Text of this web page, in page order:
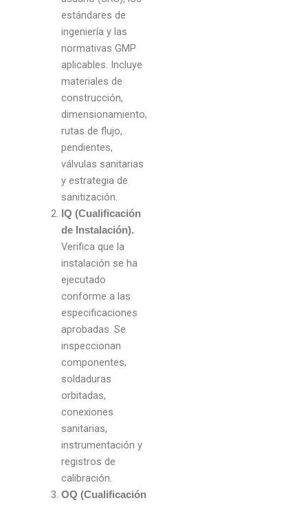
estándares de
ingeniería y las
normativas GMP
aplicables. Incluye
materiales de
construcción,
dimensionamiento,
rutas de flujo,
pendientes,
válvulas sanitarias
y estrategia de
sanitización.
IQ (Cualificación
de Instalación).
Verifica que la
instalación se ha
ejecutado
conforme a las
especificaciones
aprobadas. Se
inspeccionan
componentes,
soldaduras
orbitadas,
conexiones
sanitarias,
instrumentación y
registros de
calibración.
OQ (Cualificación